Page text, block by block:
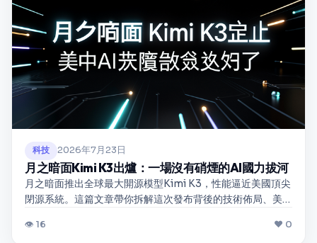
科技 2026年7月23日
月之暗面Kimi K3出爐：一場沒有硝煙的AI國力拔河
月之暗面推出全球最大開源模型Kimi K3，性能逼近美國頂尖
閉源系統。這篇文章帶你拆解這次發布背後的技術佈局、美
潛在衝擊。
👁 16 ❤ 0